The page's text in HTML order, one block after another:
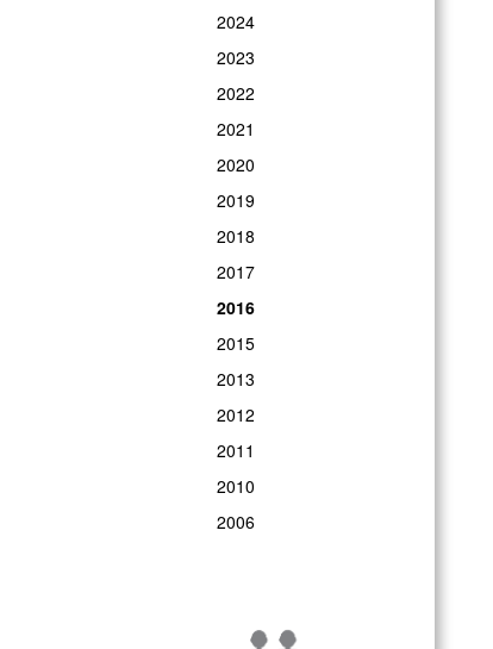
2024
2023
2022
2021
2020
2019
2018
2017
2016
2015
2013
2012
2011
2010
2006